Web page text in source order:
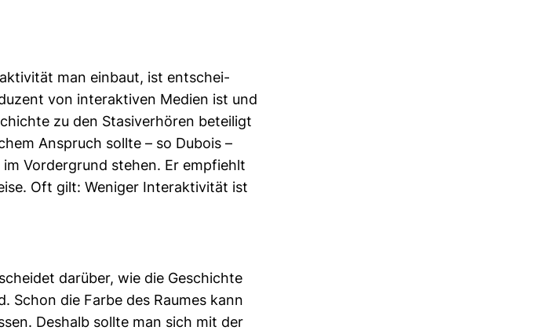
man ein­baut, ist ent­schei­
von inter­ak­tiven Medien ist und
zu den Sta­si­verhören betei­ligt
Anspruch sollte – so Dubois –
Vor­der­grund stehen. Er emp­fiehlt
Oft gilt: Weniger Inter­ak­ti­vität ist
dar­über, wie die Geschichte
Schon die Farbe des Raumes kann
Des­halb sollte man sich mit der